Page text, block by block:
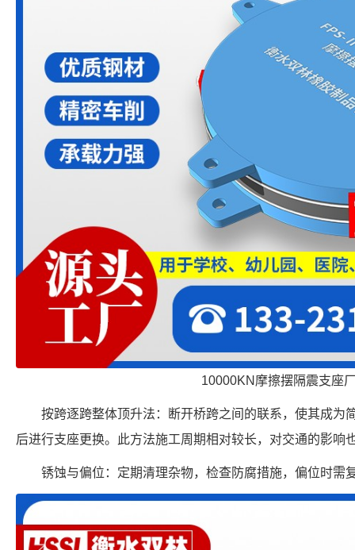
10000KN摩擦摆隔震支座
按跨逐跨整体顶升法：断开桥跨之间的联系，使其成为
后进行支座更换。此方法施工周期相对较长，对交通的影响
锈蚀与偏位：定期清理杂物，检查防腐措施，偏位时需